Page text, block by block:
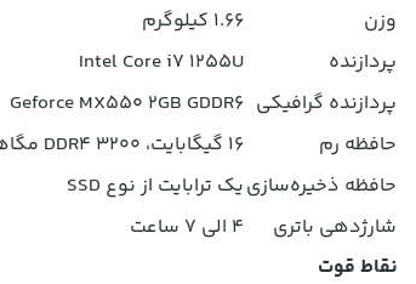
وزن
1.66 کیلوگرم
پردازنده
Intel Core i7 1255U
پردازنده گرافیکی Geforce MX550 2GB GDDR6
حافظه رم
16 گیگابایت، DDR4 3200 مگاهرتز
حافظه ذخیره‌سازییک ترابایت از نوع SSD
شارژدهی باتری
4 الی 7 ساعت
نقاط قوت